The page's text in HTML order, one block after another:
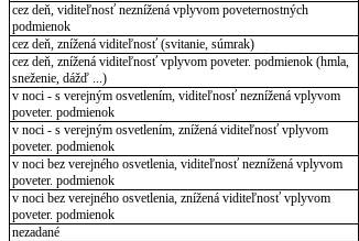
cez deň, viditeľnosť neznížená vplyvom poveternostných
podmienok
cez deň, znížená viditeľnosť (svitanie, súmrak)
cez deň, znížená viditeľnosť vplyvom poveter. podmienok (hmla,
sneženie, dážď ...)
v noci - s verejným osvetlením, viditeľnosť neznížená vplyvom
poveter. podmienok
v noci - s verejným osvetlením, znížená viditeľnosť vplyvom
poveter. podmienok
v noci bez verejného osvetlenia, viditeľnosť neznížená vplyvom
poveter. podmienok
v noci bez verejného osvetlenia, znížená viditeľnosť vplyvom
poveter. podmienok
nezadané